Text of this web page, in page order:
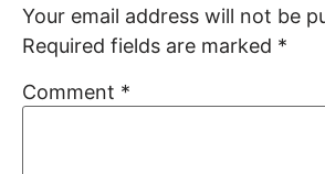
Your email address will not be
Required fields are marked *
Comment *